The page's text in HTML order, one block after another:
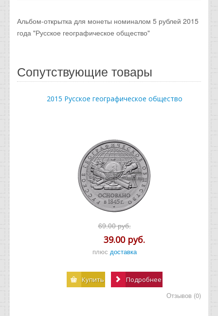
Альбом-открытка для монеты номиналом 5 рублей 2015
года "Русское географическое общество"
Сопутствующие товары
2015 Русское географическое общество
69.00 руб.
39.00 руб.
плюс доставка
Купить Подробнее
Отзывов (0)